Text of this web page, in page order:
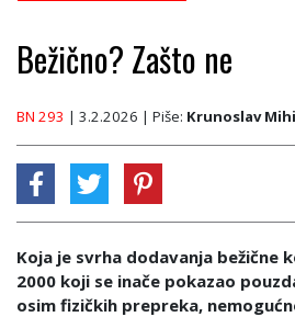
Bežično? Zašto ne
BN 293 | 3.2.2026 | Piše: Krunoslav
Koja je svrha dodavanja bežične
2000 koji se inače pokazao
osim fizičkih prepreka,